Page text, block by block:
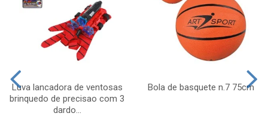
Luva lancadora de ventosas
brinquedo de precisao com 3
dardo...
Bola de basquete n.7 75cm